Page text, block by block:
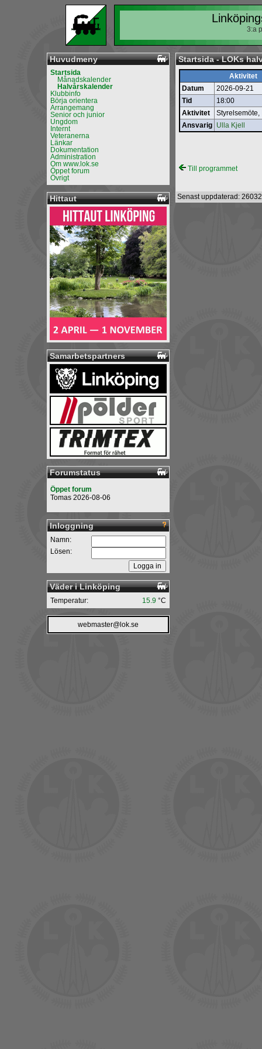
3:a
Huvudmeny
Startsida
Månadskalender
Halvårskalender
Klubbinfo
Börja orientera
Arrangemang
Senior och junior
Ungdom
Internt
Veteranerna
Länkar
Dokumentation
Administration
Om www.lok.se
Öppet forum
Övrigt
Hittaut
Samarbetspartners
Forumstatus
Öppet forum
Tomas 2026-08-06
Inloggning
Namn:
Lösen:
Väder i Linköping
15.9 °C
Temperatur:
webmaster@lok.se
Startsida - LOKs
Aktivitet
Datum
2026-09-21
Tid
18:00
Aktivitet
Styrelsemöte,
Ansvarig Ulla Kjell
Till programmet
Senast uppdaterad: